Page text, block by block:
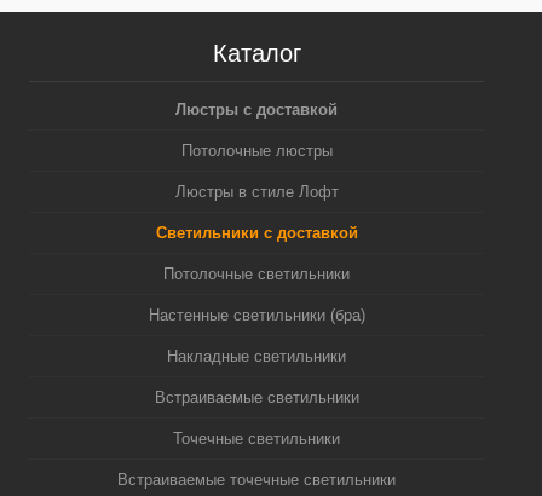
Каталог
Люстры с доставкой
Потолочные люстры
Люстры в стиле Лофт
Светильники с доставкой
Потолочные светильники
Настенные светильники (бра)
Накладные светильники
Встраиваемые светильники
Точечные светильники
Встраиваемые точечные светильники